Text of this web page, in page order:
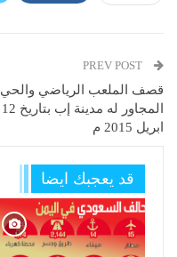
قصف الملعب الرياضي والحي
المجاور له مدينة إب بتاريخ 12
ابريل 2015 م
قد يعجبك ايضا